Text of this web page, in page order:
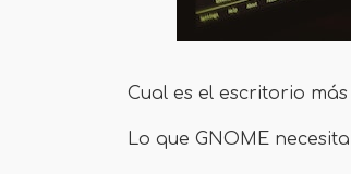
Cual es el escritorio
Lo que GNOME